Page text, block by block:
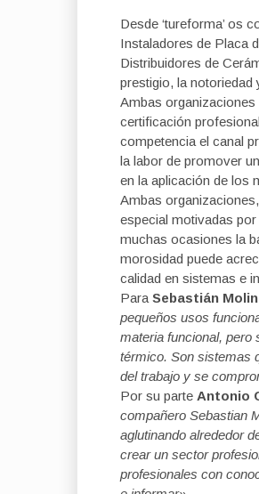
Desde ‘tureforma’ os
Instaladores de Placa
Distribuidores de
prestigio, la notoriedad
Ambas
certificación
competencia el canal
la labor de promover
en la aplicación de los
Ambas
especial motivadas
muchas ocasiones la
morosidad puede
calidad en sistemas e
Para Sebastián
pequeños usos
materia funcional, pero
térmico. Son sistemas
del trabajo y se
Por su parte Antonio
compañero Sebastian
aglutinando alrededor
crear un sector
profesionales con